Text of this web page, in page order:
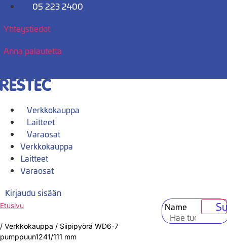
Mene
05 223 2400
Yhteystiedot
Anna palautetta
Verkkokauppa
Laitteet
Varaosat
Verkkokauppa
Laitteet
Varaosat
Kirjaudu sisään
Name
Etusivu
/ Verkkokauppa / Siipipyörä WD6-7
pumppuun1241/111 mm